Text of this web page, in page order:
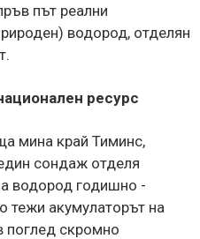
път реални
водород, отделян
ресурс
мина край Тиминс,
сондаж отделя
водород годишно -
тежи акумулаторът на
поглед скромно